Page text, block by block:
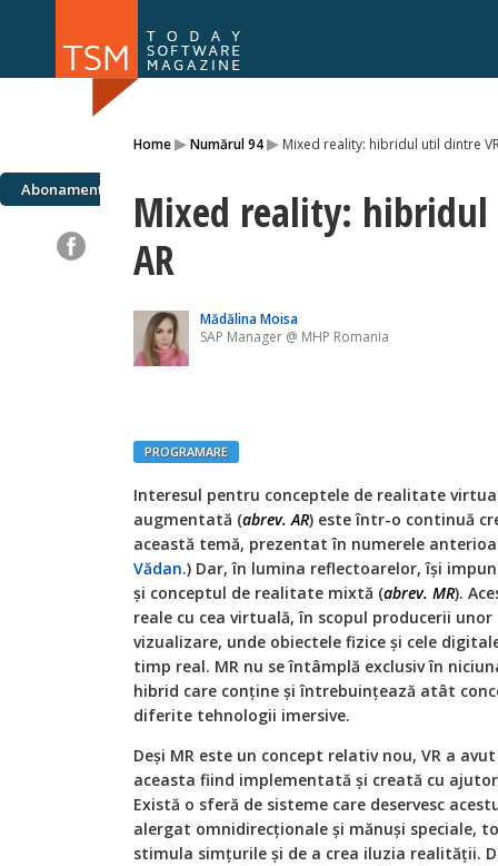
Home▸Numărul 94▸ Mixed reality: hibridul util dintre
Abonamente
Mixed reality:
AR
Mădălina Moisa
SAP Manager @ MHP Romania
PROGRAMARE
Interesul pentru conceptele de realitate
augmentată (abrev. AR) este într-o continuă
această temă, prezentat în numerele
Vădan.) Dar, în lumina reflectoarelor, își
și conceptul de realitate mixtă (abrev. MR).
reale cu cea virtuală, în scopul producerii
vizualizare, unde obiectele fizice și cele
timp real. MR nu se întâmplă exclusiv în
hibrid care conține și întrebuințează atât
diferite tehnologii imersive.
Deși MR este un concept relativ nou, VR a
aceasta fiind implementată și creată cu
Există o sferă de sisteme care deservesc
alergat omnidirecționale și mănuși speciale,
stimula simțurile și de a crea iluzia realității.